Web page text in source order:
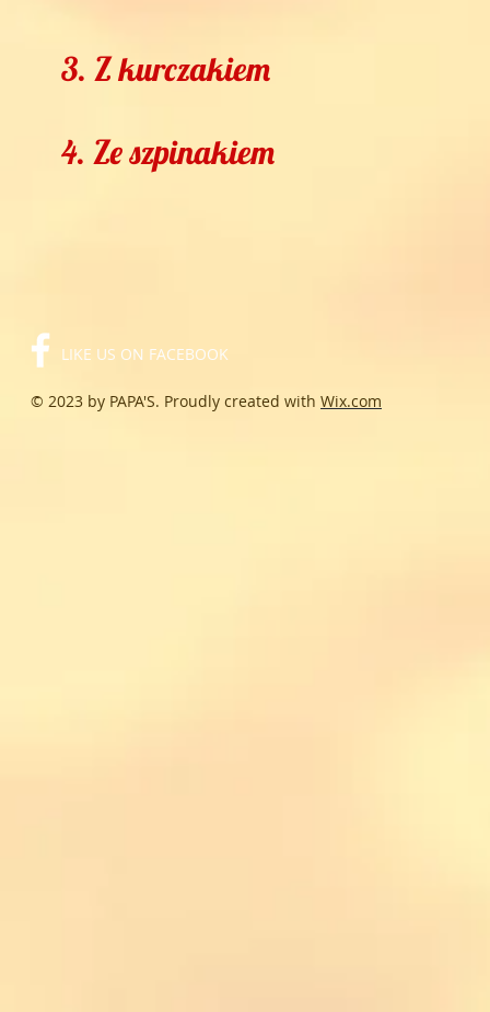
3. Z
4. Ze
LIKE US ON FACEBOOK
© 2023 by PAPA'S. Proudly created with Wix.com